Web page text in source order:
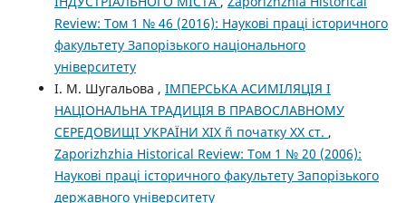
Review: Том 1 № 46 (2016): Наукові праці історичного
факультету Запорізького національного
університету
І. М. Шугальова , ІМПЕРСЬКА АСИМІЛЯЦІЯ І
НАЦІОНАЛЬНА ТРАДИЦІЯ В ПРАВОСЛАВНОМУ
СЕРЕДОВИЩІ УКРАЇНИ ХІХ ñ початку ХХ ст. ,
Zaporizhzhia Historical Review: Том 1 № 20 (2006):
Наукові праці історичного факультету Запорізького
державного університету